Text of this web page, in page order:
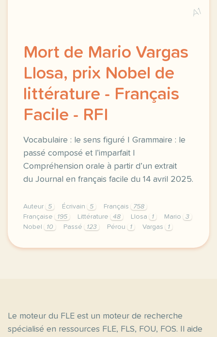
A1
Mort de Mario Vargas
Llosa, prix Nobel de
littérature - Français
Facile - RFI
Vocabulaire : le sens figuré | Grammaire : le
passé composé et l’imparfait |
Compréhension orale à partir d’un extrait
du Journal en français facile du 14 avril 2025.
Auteur 5 Écrivain 5 Français
758
Française
195 Littérature 48 Llosa 1 Mario
3
Nobel
10 Passé 123 Pérou 1 Vargas 1
exercice b1 mort de mario vargas llosa prix
Le moteur du FLE est un moteur de recherche
spécialisé en ressources FLE, FLS, FOU, FOS. Il aide